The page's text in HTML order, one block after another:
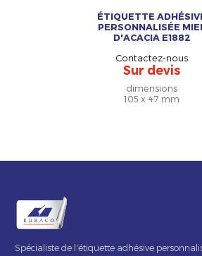
ÉTIQUETTE
PERSONNALISÉE
D'ACACIA E1882
Contactez-nous
Sur devis
dimensions
105 x 47 mm
Spécialiste de l'étiquette adhésive